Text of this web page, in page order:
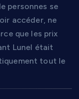
personnes se
accéder, ne
que les prix
Lunel était
tout le